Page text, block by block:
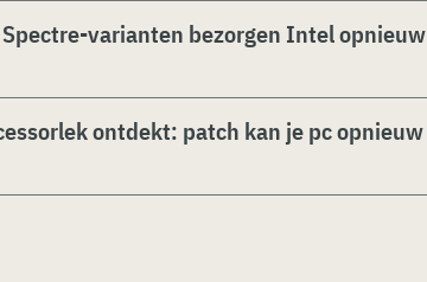
varianten bezorgen Intel opnieuw
ontdekt: patch kan je pc opnieuw